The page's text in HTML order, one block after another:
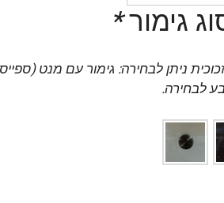
גימור*
ניתן לבחירה: גימור עם מנט
לבחירה.